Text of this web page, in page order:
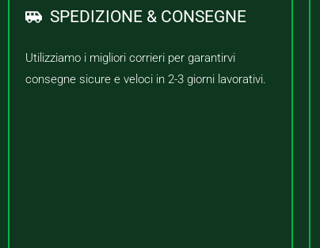
SPEDIZIONE & CONSEGNE
Utilizziamo i migliori corrieri per garantirvi
consegne sicure e veloci in 2-3 giorni lavorativi.